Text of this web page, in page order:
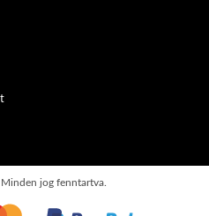
Minden jog fenntartva.